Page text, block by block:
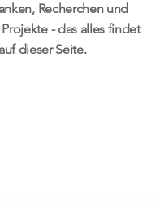
Recherchen und
- das alles findet
dieser Seite.